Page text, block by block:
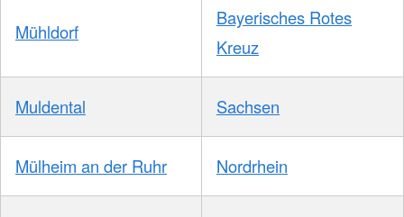
Mühldorf
Bayerisches Rotes
Kreuz
Muldental Sachsen
Mülheim an der Ruhr Nordrhein